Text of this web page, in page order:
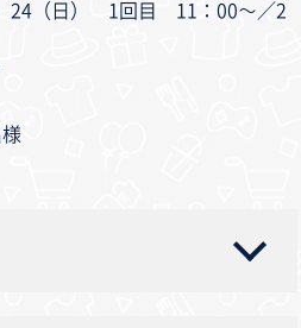
（日） 1回目 11：00～／2